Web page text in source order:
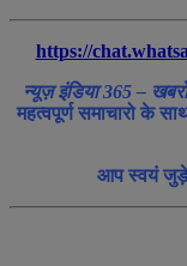
https://
न्यूज़ इंडिया 365 –
महत्वपूर्ण समाचारो के
आप स्वयं जुड़े